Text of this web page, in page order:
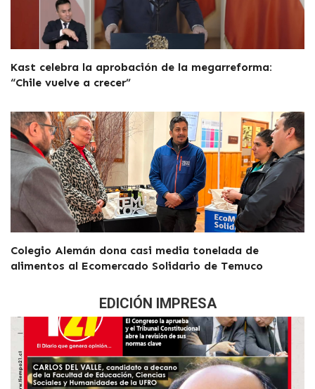
Kast celebra la aprobación de la megarreforma:
“Chile vuelve a crecer”
Colegio Alemán dona casi media tonelada de
alimentos al Ecomercado Solidario de Temuco
EDICIÓN IMPRESA